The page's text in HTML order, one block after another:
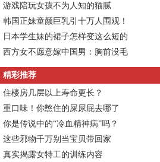
游戏陪玩女孩不为人知的猫腻
韩国正妹童颜巨乳引十万人围观！
日本学生妹的裙子怎样变这么短的
西方女不愿意嫁中国男：胸前没毛
精彩推荐
住楼房几层以上寿命更长？
重口味！你憋住的屎尿屁去哪了
你是传说中的“冷血精神病”吗？
这些邪物千万别当宝贝带回家
真实揭露女特工的训练内容